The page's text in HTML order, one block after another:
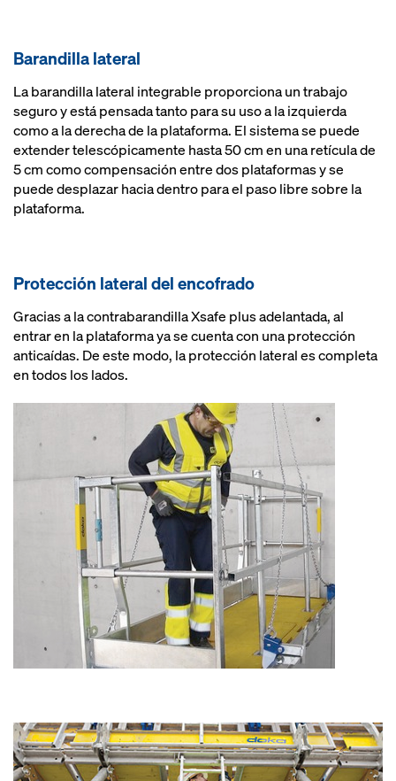
Barandilla lateral
La barandilla lateral integrable proporciona un trabajo
seguro y está pensada tanto para su uso a la izquierda
como a la derecha de la plataforma. El sistema se puede
extender telescópicamente hasta 50 cm en una retícula de
5 cm como compensación entre dos plataformas y se
puede desplazar hacia dentro para el paso libre sobre la
plataforma.
Protección lateral del encofrado
Gracias a la contrabarandilla Xsafe plus adelantada, al
entrar en la plataforma ya se cuenta con una protección
anticaídas. De este modo, la protección lateral es completa
en todos los lados.